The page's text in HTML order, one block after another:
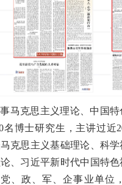
马克思主义理论、中国
博士研究生，主讲过近
克思主义基础理论、科
、习近平新时代中国特
、政、军、企事业单位